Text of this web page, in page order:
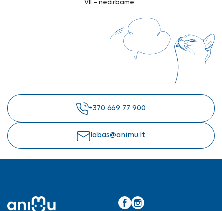
VII – nedirbame
+370 669 77 900
labas@animu.lt